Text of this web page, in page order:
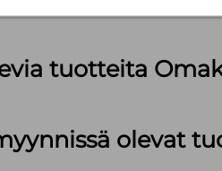
tuotteita
olevat